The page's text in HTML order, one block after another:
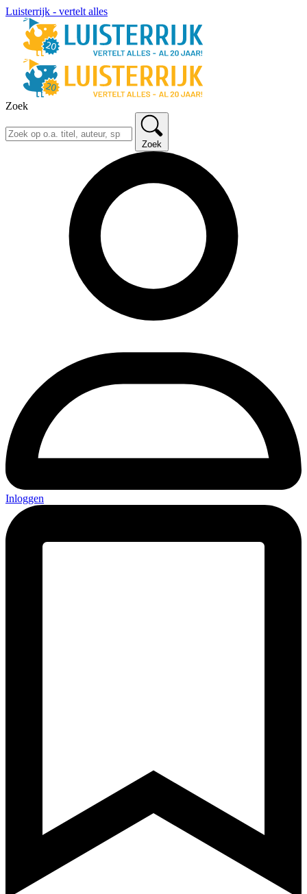
Luisterrijk - vertelt alles
Zoek
Zoek
Inloggen